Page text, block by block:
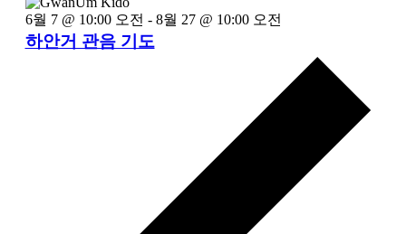
다.
6월 7 @ 10:00 오전 - 8월 27 @ 10:00 오전
하안거 관음 기도